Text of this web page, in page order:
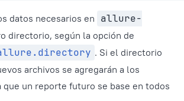
datos necesarios en allure-
directorio, según la opción de
. Si el directorio
archivos se agregarán a los
que un reporte futuro se base en todos